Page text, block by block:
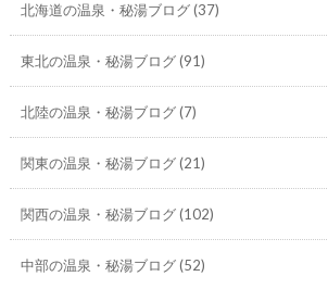
北海道の温泉・秘湯ブログ(37)
東北の温泉・秘湯ブログ(91)
北陸の温泉・秘湯ブログ(7)
関東の温泉・秘湯ブログ(21)
関西の温泉・秘湯ブログ(102)
中部の温泉・秘湯ブログ(52)